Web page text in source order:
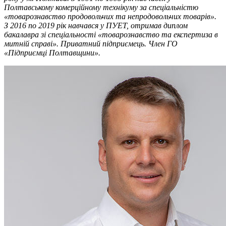
Полтавському комерційному технікуму за спеціальністю
«товарознавство продовольчих та непродовольчих товарів».
З 2016 по 2019 рік навчався у ПУЕТ, отримав диплом
бакалавра зі спеціальності «товарознавство та експертиза в
митній справі». Приватний підприємець. Член ГО
«Підприємці Полтавщини».